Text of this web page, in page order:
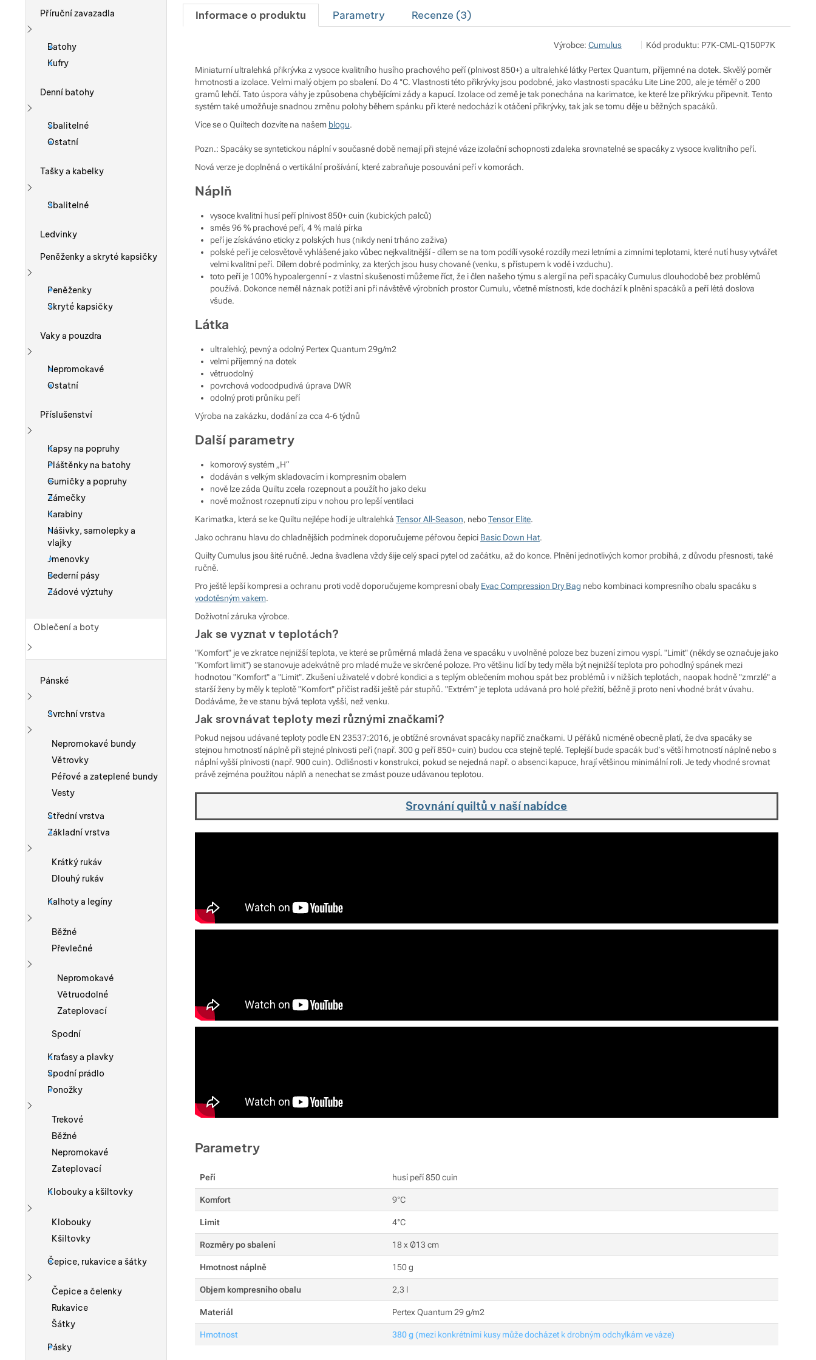
Informace o produktu Parametry Recenze (3)
Výrobce: Cumulus Zobrazit více
Pod 7 kilo
Milady Horákové 546/50, 17000 Praha
https://www.pod7kilo.cz
Kód produktu: P7K-CML-Q150P7K
Miniaturní ultralehká přikrývka z vysoce kvalitního husího prachového peří (plnivost 850+) a ultralehké látky Pertex Quantum, příjemné na dotek. Skvělý poměr
hmotnosti a izolace. Velmi malý objem po sbalení. Do 4 °C. Vlastnosti této přikrývky jsou podobné, jako vlastnosti spacáku Lite Line 200, ale je téměř o 200
gramů lehčí. Tato úspora váhy je způsobena chybějícími zády a kapucí. Izolace od země je tak ponechána na karimatce, ke které lze přikrývku připevnit. Tento
systém také umožňuje snadnou změnu polohy během spánku při které nedochází k otáčení přikrývky, tak jak se tomu děje u běžných spacáků.
Více se o Quiltech dozvíte na našem blogu.
Pozn.: Spacáky se syntetickou náplní v současné době nemají při stejné váze izolační schopnosti zdaleka srovnatelné se spacáky z vysoce kvalitního peří.
Nová verze je doplněná o vertikální prošívání, které zabraňuje posouvání peří v komorách.
Náplň
vysoce kvalitní husí peří plnivost 850+ cuin (kubických palců)
směs 96 % prachové peří, 4 % malá pírka
peří je získáváno eticky z polských hus (nikdy není trháno zaživa)
polské peří je celosvětově vyhlášené jako vůbec nejkvalitnější - dílem se na tom podílí vysoké rozdíly mezi letními a zimními teplotami, které nutí husy vytvářet
velmi kvalitní peří. Dílem dobré podmínky, za kterých jsou husy chované (venku, s přístupem k vodě i vzduchu).
toto peří je 100% hypoalergenní - z vlastní skušenosti můžeme říct, že i člen našeho týmu s alergií na peří spacáky Cumulus dlouhodobě bez problémů
používá. Dokonce neměl náznak potíží ani při návštěvě výrobních prostor Cumulu, včetně místnosti, kde dochází k plnění spacáků a peří létá doslova
všude.
Látka
ultralehký, pevný a odolný Pertex Quantum 29g/m2
velmi příjemný na dotek
větruodolný
povrchová vodoodpudivá úprava DWR
odolný proti průniku peří
Výroba na zakázku, dodání za cca 4-6 týdnů
Další parametry
komorový systém „H“
dodáván s velkým skladovacím i kompresním obalem
nově lze záda Quiltu zcela rozepnout a použít ho jako deku
nově možnost rozepnutí zipu v nohou pro lepší ventilaci
Karimatka, která se ke Quiltu nejlépe hodí je ultralehká Tensor All-Season, neboTensor Elite.
Jako ochranu hlavu do chladnějších podmínek doporučujeme péřovou čepici Basic Down Hat.
Quilty Cumulus jsou šité ručně. Jedna švadlena vždy šije celý spací pytel od začátku, až do konce. Plnění jednotlivých komor probíhá, z důvodu přesnosti, také
ručně.
Pro ještě lepší kompresi a ochranu proti vodě doporučujeme kompresní obalyEvac Compression Dry Bag nebo kombinaci kompresního obalu spacáku s
vodotěsným vakem.
Doživotní záruka výrobce.
Jak se vyznat v teplotách?
"Komfort" je ve zkratce nejnižší teplota, ve které se průměrná mladá žena ve spacáku v uvolněné poloze bez buzení zimou vyspí. "Limit" (někdy se označuje jako
"Komfort limit") se stanovuje adekvátně pro mladé muže ve skrčené poloze. Pro většinu lidí by tedy měla být nejnižší teplota pro pohodlný spánek mezi
hodnotou "Komfort" a "Limit". Zkušení uživatelé v dobré kondici a s teplým oblečením mohou spát bez problémů i v nižších teplotách, naopak hodně "zmrzlé" a
starší ženy by měly k teplotě "Komfort" přičíst radši ještě pár stupňů. "Extrém" je teplota udávaná pro holé přežití, běžně ji proto není vhodné brát v úvahu.
Dodáváme, že ve stanu bývá teplota vyšší, než venku.
Jak srovnávat teploty mezi různými značkami?
Pokud nejsou udávané teploty podle EN 23537:2016, je obtížné srovnávat spacáky napříč značkami. U péřáků nicméně obecně platí, že dva spacáky se
stejnou hmotností náplně při stejné plnivosti peří (např. 300 g peří 850+ cuin) budou cca stejně teplé. Teplejší bude spacák buď s větší hmotností náplně nebo s
náplní vyšší plnivosti (např. 900 cuin). Odlišnosti v konstrukci, pokud se nejedná např. o absenci kapuce, hrají většinou minimální roli. Je tedy vhodné srovnat
právě zejména použitou náplň a nenechat se zmást pouze udávanou teplotou.
Srovnání quiltů v naší nabídce
Parametry
Peří husí peří 850 cuin
Komfort 9°C
Limit 4°C
Rozměry po sbalení 18 x Ø13 cm
Hmotnost náplně 150 g
Objem kompresního obalu 2,3 l
Materiál Pertex Quantum 29 g/m2
Hmotnost 380 g (mezi konkrétními kusy může docházet k drobným odchylkám ve váze)
Příruční zavazadla
Zobrazit více
Batohy
Kufry
Denní batohy
Zobrazit více
Sbalitelné
Ostatní
Tašky a kabelky
Zobrazit více
Sbalitelné
Ledvinky
Peněženky a skryté kapsičky
Zobrazit více
Peněženky
Skryté kapsičky
Vaky a pouzdra
Zobrazit více
Nepromokavé
Ostatní
Příslušenství
Kapsy na popruhy
Pláštěnky na batohy
Gumičky a popruhy
Zámečky
Karabiny
Nášivky, samolepky a
vlajky
Jmenovky
Bederní pásy
Zádové výztuhy
Oblečení a boty
Pánské
Zobrazit více
Svrchní vrstva
Zobrazit více
Nepromokavé bundy
Větrovky
Péřové a zateplené bundy
Vesty
Střední vrstva
Základní vrstva
Zobrazit více
Krátký rukáv
Dlouhý rukáv
Kalhoty a legíny
Zobrazit více
Běžné
Převlečné
Zobrazit více
Nepromokavé
Větruodolné
Zateplovací
Spodní
Kraťasy a plavky
Spodní prádlo
Ponožky
Zobrazit více
Trekové
Běžné
Nepromokavé
Zateplovací
Klobouky a kšiltovky
Zobrazit více
Klobouky
Kšiltovky
Čepice, rukavice a šátky
Zobrazit více
Čepice a čelenky
Rukavice
Šátky
Pásky